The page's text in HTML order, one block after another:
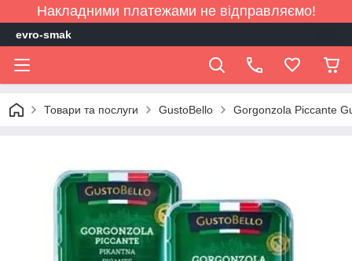
Накладними платежами не відправляємо!
evro-smak
Товари та послуги GustoBello Gorgonzola Piccante